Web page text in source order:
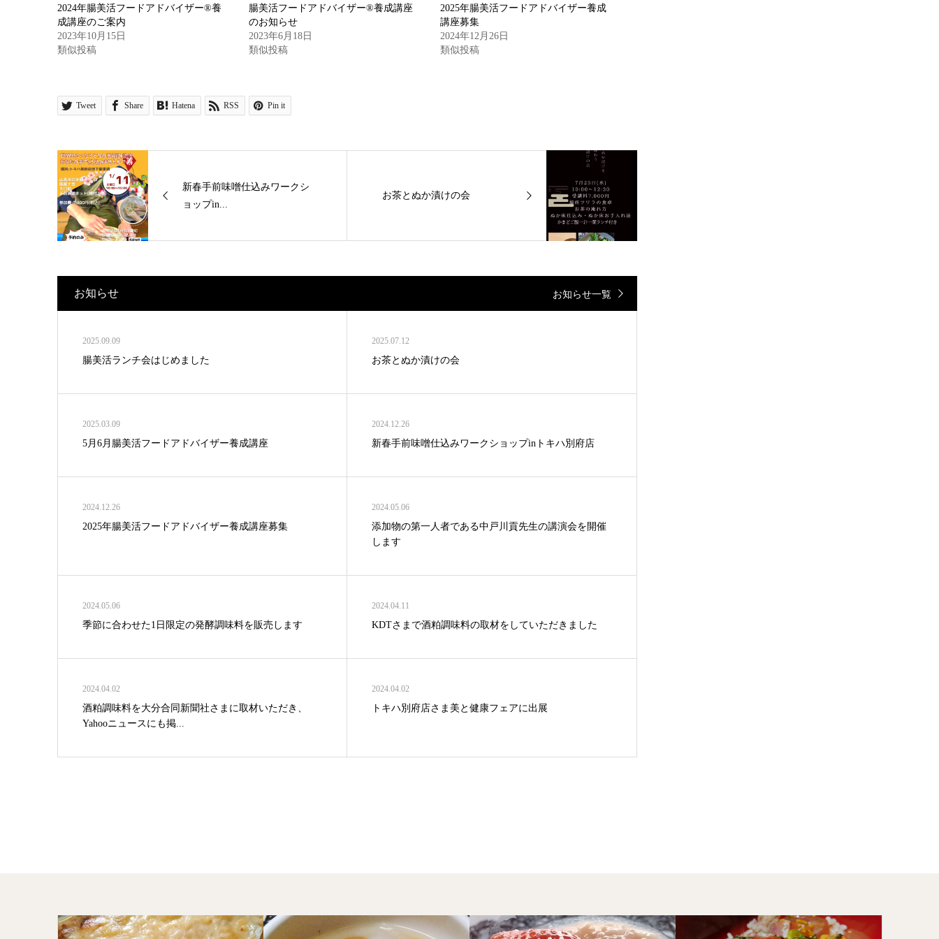
2024年腸美活フードアドバイザー®養
成講座のご案内
2023年10月15日
類似投稿
腸美活フードアドバイザー®養成講座
のお知らせ
2023年6月18日
類似投稿
2025年腸美活フードアドバイザー養成
講座募集
2024年12月26日
類似投稿
Tweet Share Hatena RSS Pin it
新春手前味噌仕込みワークシ
ョップin...
お茶とぬか漬けの会
お知らせ お知らせ一覧
2025.09.09
腸美活ランチ会はじめました
2025.07.12
お茶とぬか漬けの会
2025.03.09
5月6月腸美活フードアドバイザー養成講座
2024.12.26
新春手前味噌仕込みワークショップinトキハ別府店
2024.12.26
2025年腸美活フードアドバイザー養成講座募集
2024.05.06
添加物の第一人者である中戸川貢先生の講演会を開催
します
2024.05.06
季節に合わせた1日限定の発酵調味料を販売します
2024.04.11
KDTさまで酒粕調味料の取材をしていただきました
2024.04.02
酒粕調味料を大分合同新聞社さまに取材いただき、
Yahooニュースにも掲...
2024.04.02
トキハ別府店さま美と健康フェアに出展